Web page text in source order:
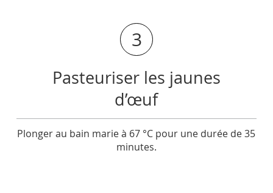
3
Pasteuriser les jaunes
d’œuf
Plonger au bain marie à 67 °C pour une durée de 35
minutes.